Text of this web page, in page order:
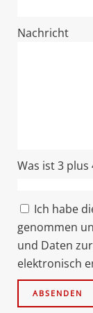
Nachricht
Was ist 3 plus
Ich habe
genommen
und Daten
elektronisch